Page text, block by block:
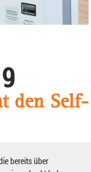
den Self-
bereits über